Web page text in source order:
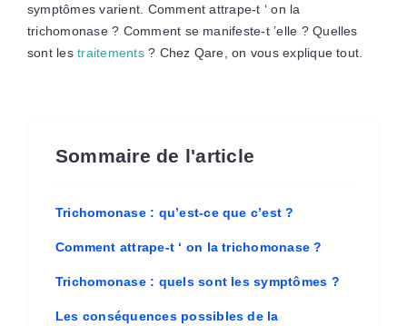
symptômes varient. Comment attrape-t ‘ on la
trichomonase ? Comment se manifeste-t ’elle ? Quelles
sont lestraitements? Chez Qare, on vous explique tout.
Sommaire de l'article
Trichomonase : qu’est-ce que c’est ?
Comment attrape-t ‘ on la trichomonase ?
Trichomonase : quels sont les symptômes ?
Les conséquences possibles de la